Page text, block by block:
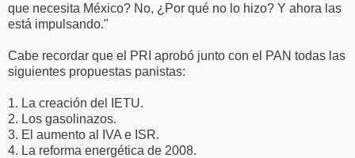
que necesita México? No, ¿Por qué no lo hizo? Y ahora las
está impulsando."
Cabe recordar que el PRI aprobó junto con el PAN todas las
siguientes propuestas panistas:
1. La creación del IETU.
2. Los gasolinazos.
3. El aumento al IVA e ISR.
4. La reforma energética de 2008.